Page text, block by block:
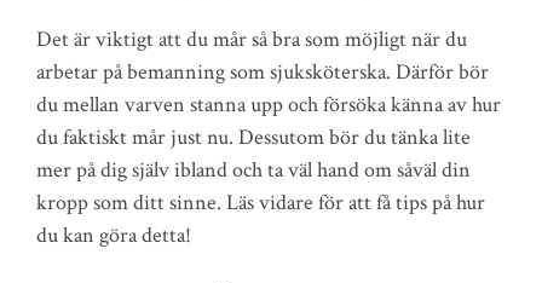
Det är viktigt att du mår så bra som möjligt när du
arbetar på bemanning som sjuksköterska. Därför bör
du mellan varven stanna upp och försöka känna av hur
du faktiskt mår just nu. Dessutom bör du tänka lite
mer på dig själv ibland och ta väl hand om såväl din
kropp som ditt sinne. Läs vidare för att få tips på hur
du kan göra detta!